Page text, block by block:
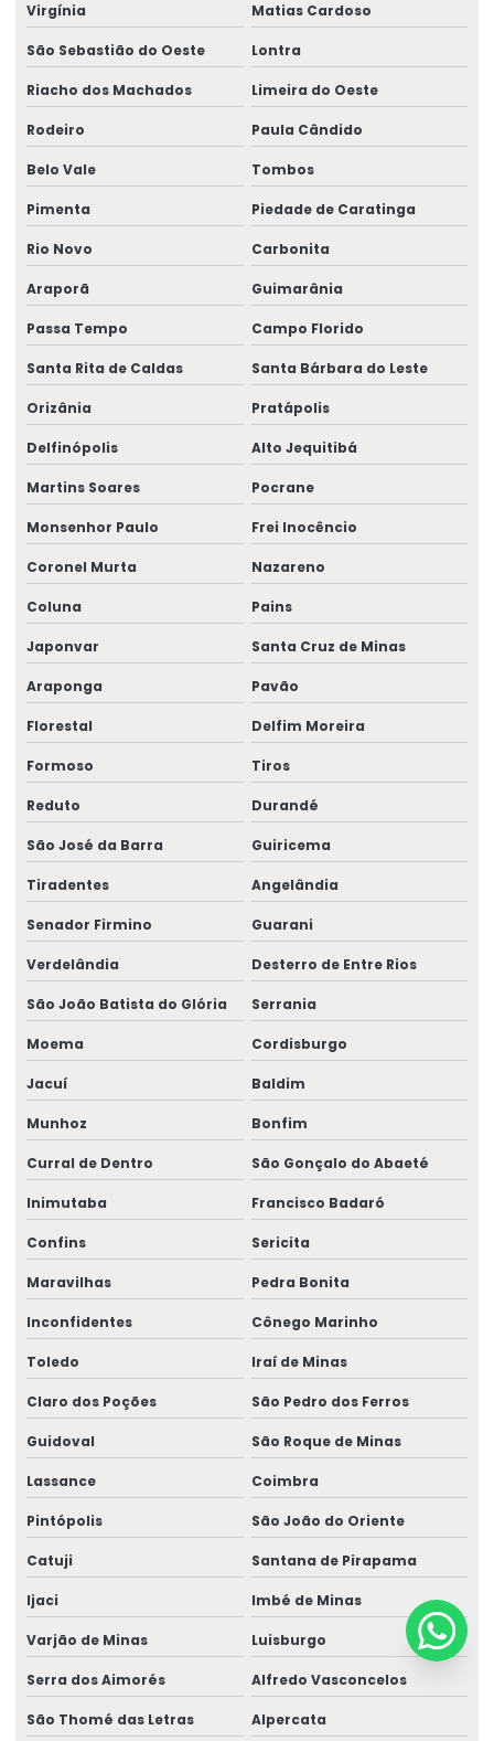
Virgínia Matias Cardoso
São Sebastião do Oeste Lontra
Riacho dos Machados Limeira do Oeste
Rodeiro Paula Cândido
Belo Vale Tombos
Pimenta Piedade de Caratinga
Rio Novo Carbonita
Araporã Guimarânia
Passa Tempo Campo Florido
Santa Rita de Caldas Santa Bárbara do Leste
Orizânia Pratápolis
Delfinópolis Alto Jequitibá
Martins Soares Pocrane
Monsenhor Paulo Frei Inocêncio
Coronel Murta Nazareno
Coluna Pains
Japonvar Santa Cruz de Minas
Araponga Pavão
Florestal Delfim Moreira
Formoso Tiros
Reduto Durandé
São José da Barra Guiricema
Tiradentes Angelândia
Senador Firmino Guarani
Verdelândia Desterro de Entre Rios
São João Batista do Glória Serrania
Moema Cordisburgo
Jacuí Baldim
Munhoz Bonfim
Curral de Dentro São Gonçalo do Abaeté
Inimutaba Francisco Badaró
Confins Sericita
Maravilhas Pedra Bonita
Inconfidentes Cônego Marinho
Toledo Iraí de Minas
Claro dos Poções São Pedro dos Ferros
Guidoval São Roque de Minas
Lassance Coimbra
Pintópolis São João do Oriente
Catuji Santana de Pirapama
Ijaci Imbé de Minas
Varjão de Minas Luisburgo
Serra dos Aimorés Alfredo Vasconcelos
São Thomé das Letras Alpercata